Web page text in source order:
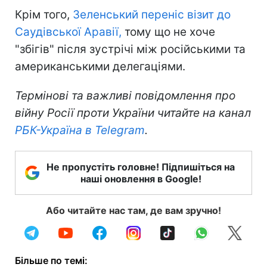
Крім того, Зеленський переніс візит до
Саудівської Аравії, тому що не хоче
"збігів" після зустрічі між російськими та
американськими делегаціями.
Термінові та важливі повідомлення про
війну Росії проти України читайте на канал
РБК-Україна в Telegram.
Не пропустіть головне! Підпишіться на
наші оновлення в Google!
Або читайте нас там, де вам зручно!
Більше по темі: